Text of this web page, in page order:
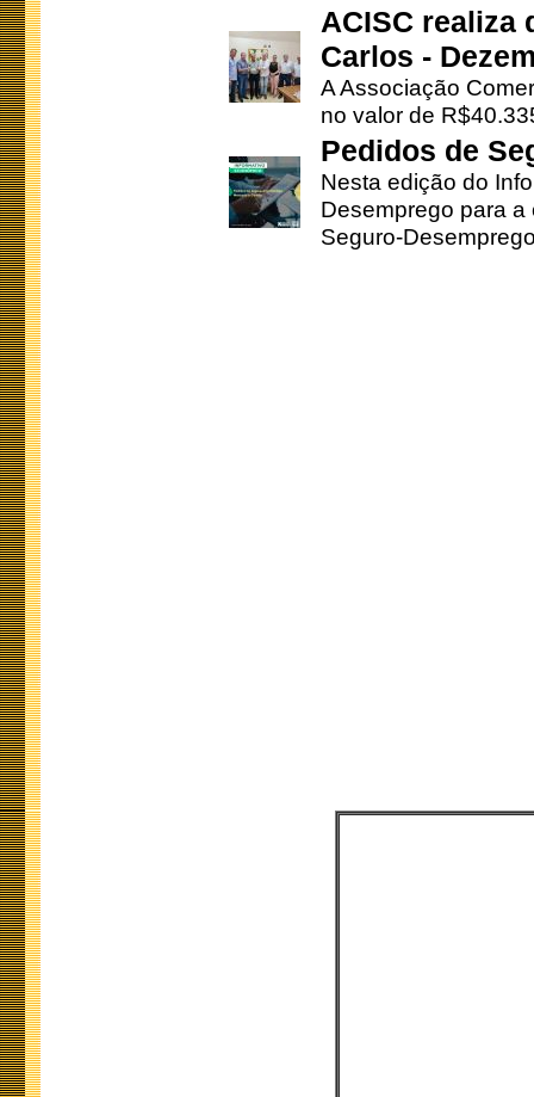
ACISC realiza
Carlos -
A Associação
no valor de
Pedidos de
Nesta edição do
Desemprego para
Seguro-